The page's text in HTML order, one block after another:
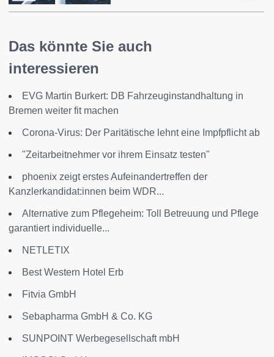
Das könnte Sie auch
interessieren
EVG Martin Burkert: DB Fahrzeuginstandhaltung in
Bremen weiter fit machen
Corona-Virus: Der Paritätische lehnt eine Impfpflicht ab
"Zeitarbeitnehmer vor ihrem Einsatz testen"
phoenix zeigt erstes Aufeinandertreffen der
Kanzlerkandidat:innen beim WDR...
Alternative zum Pflegeheim: Toll Betreuung und Pflege
garantiert individuelle...
NETLETIX
Best Western Hotel Erb
Fitvia GmbH
Sebapharma GmbH & Co. KG
SUNPOINT Werbegesellschaft mbH